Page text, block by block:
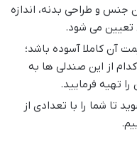
جنس و طراحی بدنه، اندازه
تعیین می شود.
آن کاملا آسوده باشد؛
از این صندلی ها به
را تهیه فرمایید.
تا شما را با تعدادی از